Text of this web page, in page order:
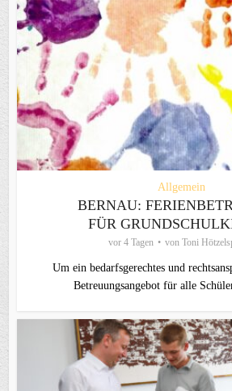
Allgemein
BERNAU:
FÜR
vor 4 Tagen von Toni
Um ein bedarfsgerechtes und
Betreuungsangebot für alle